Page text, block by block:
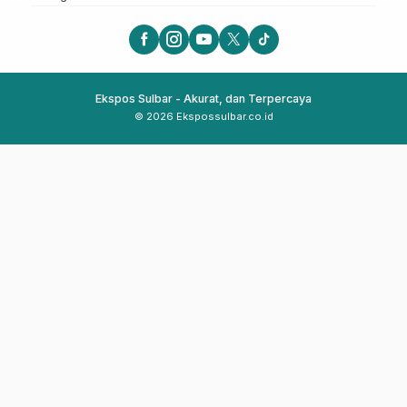
Ekspos Sulbar - Akurat, dan Terpercaya
© 2026 Ekspossulbar.co.id